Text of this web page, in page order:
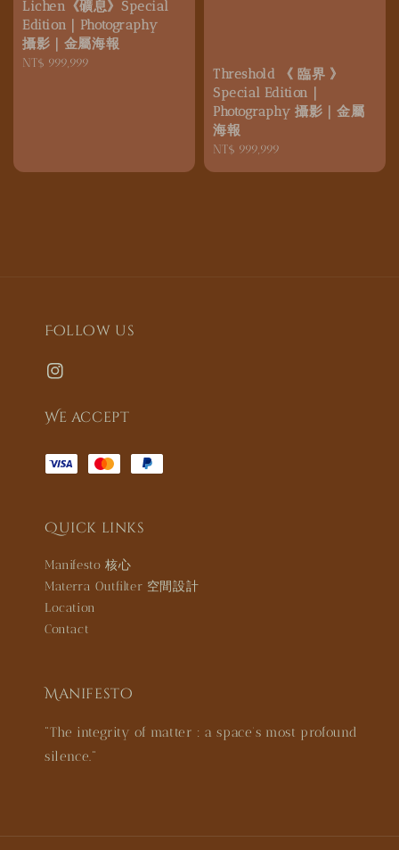
Lichen《礦息》Special
Edition｜Photography
攝影｜金屬海報
Regular
NT$ 999,999
Threshold 《 臨界 》
Special Edition｜
Photography 攝影｜金屬
海報
Regular
NT$ 999,999
Follow us
We accept
Quick links
Manifesto 核心
Materra Outfilter 空間設計
Location
Contact
Manifesto
"The integrity of matter : a space’s most profound
silence."